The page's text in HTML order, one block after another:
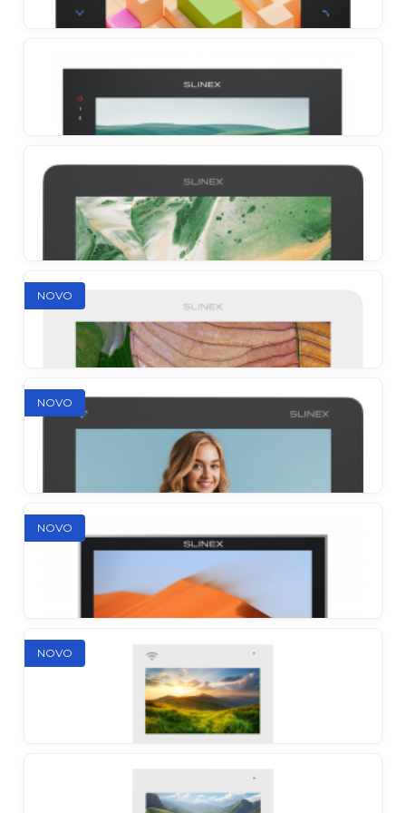
Portafon s velikim IPS zaslonom i softverskom
detekcijom pokreta
Slinex SL-07MHD
Jednostavan za korištenje portafon s IPS zaslonom
i detaljnom prilagodbom
AHD ultra-tanki i funkcionalni monitor
Slinex SM-07MHD
Kompaktni AHD video portafon u potpuno
jedinstvenim bojama
NOVO
Ultra tanak. Ultra pouzdan. Ultra pristupačan
NOVO
Kompaktni AHD video domofon s
preusmjeravanjem poziva na pametni telefon
NOVO
Moderan, funkcionalan i pristupačan portafon za
svaki prostor
NOVO